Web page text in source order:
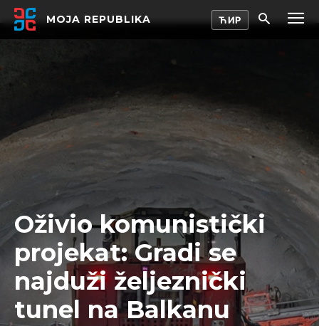
MOJA REPUBLIKA
Oživio komunistički
projekat: Gradi se
najduži željeznički
tunel na Balkanu